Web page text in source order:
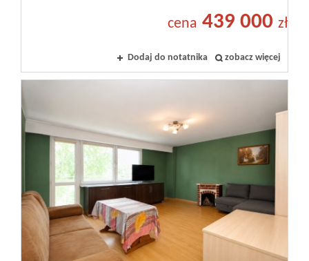
cena 439 000 zł
Dodaj do notatnika zobacz więcej